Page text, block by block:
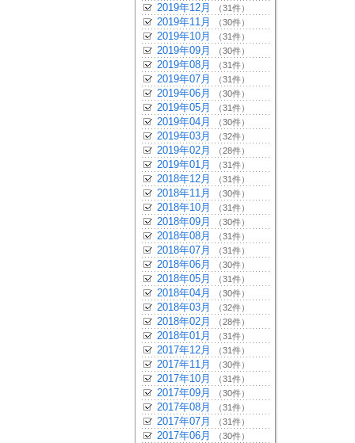
2019年12月 （31件）
2019年11月 （30件）
2019年10月 （31件）
2019年09月 （30件）
2019年08月 （31件）
2019年07月 （31件）
2019年06月 （30件）
2019年05月 （31件）
2019年04月 （30件）
2019年03月 （32件）
2019年02月 （28件）
2019年01月 （31件）
2018年12月 （31件）
2018年11月 （30件）
2018年10月 （31件）
2018年09月 （30件）
2018年08月 （31件）
2018年07月 （31件）
2018年06月 （30件）
2018年05月 （31件）
2018年04月 （30件）
2018年03月 （32件）
2018年02月 （28件）
2018年01月 （31件）
2017年12月 （31件）
2017年11月 （30件）
2017年10月 （31件）
2017年09月 （30件）
2017年08月 （31件）
2017年07月 （31件）
2017年06月 （30件）